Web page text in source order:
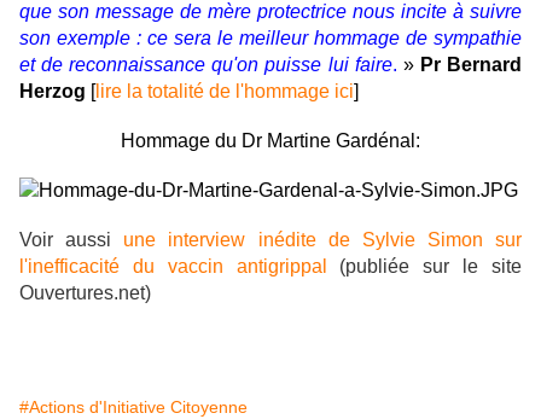
que son message de mère protectrice nous incite à suivre
son exemple : ce sera le meilleur hommage de sympathie
et de reconnaissance qu'on puisse lui faire. » Pr Bernard
Herzog [lire la totalité de l'hommage ici]
Hommage du Dr Martine Gardénal:
Voir aussi une interview inédite de Sylvie Simon sur
l'inefficacité du vaccin antigrippal
(publiée sur le site
Ouvertures.net)
#Actions d'Initiative Citoyenne